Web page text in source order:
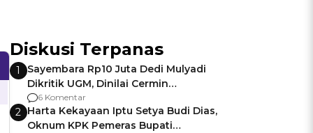
Diskusi Terpanas
1
Sayembara Rp10 Juta Dedi Mulyadi
Dikritik UGM, Dinilai Cermin
Gagalnya Negara Jamin Keamanan
6 Komentar
2 Harta Kekayaan Iptu Setya Budi Dias,
Oknum KPK Pemeras Bupati